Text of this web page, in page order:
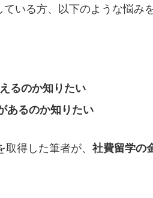
いる方、以下のような悩み
るのか知りたい
あるのか知りたい
得した筆者が、 社費留学の